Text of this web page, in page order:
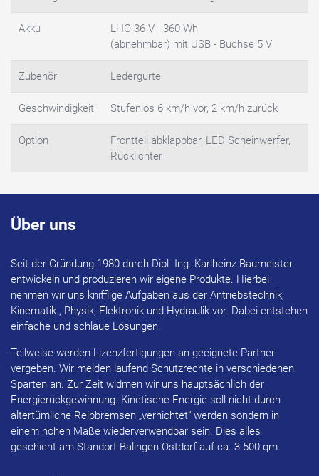
Akku
Li-IO 36 V - 360 Wh
(abnehmbar) mit USB - Buchse 5 V
Zubehör Ledergurte
Geschwindigkeit Stufenlos 6 km/h vor, 2 km/h zurück
Option
Frontteil abklappbar, LED Scheinwerfer,
Rücklichter
Über uns
Seit der Gründung 1980 durch Dipl. Ing. Karlheinz Baumeister
entwickeln und produzieren wir eigene Produkte. Hierbei
nehmen wir uns knifflige Aufgaben aus der Antriebstechnik,
Kinematik , Physik, Elektronik und Hydraulik vor. Dabei entstehen
einfache und schlaue Lösungen.
Teilweise werden Lizenzfertigungen an geeignete Partner
vergeben. Wir melden laufend Schutzrechte in verschiedenen
Sparten an. Zur Zeit widmen wir uns hauptsächlich der
Energierückgewinnung. Kinetische Energie soll nicht durch
altertümliche Reibbremsen „vernichtet“ werden sondern in
einem hohen Maße wiederverwendbar sein. Dies alles
geschieht am Standort Balingen-Ostdorf auf ca. 3.500 qm.